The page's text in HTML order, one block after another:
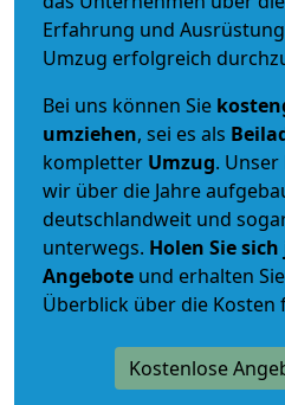
Erfahrung und
Umzug erfolgreich
Bei uns können Sie
umziehen, sei es als
kompletter Umzug.
wir über die Jahre
deutschlandweit und
unterwegs. Holen Sie
Angebote und erhalten
Überblick über die Kosten
Kostenlose